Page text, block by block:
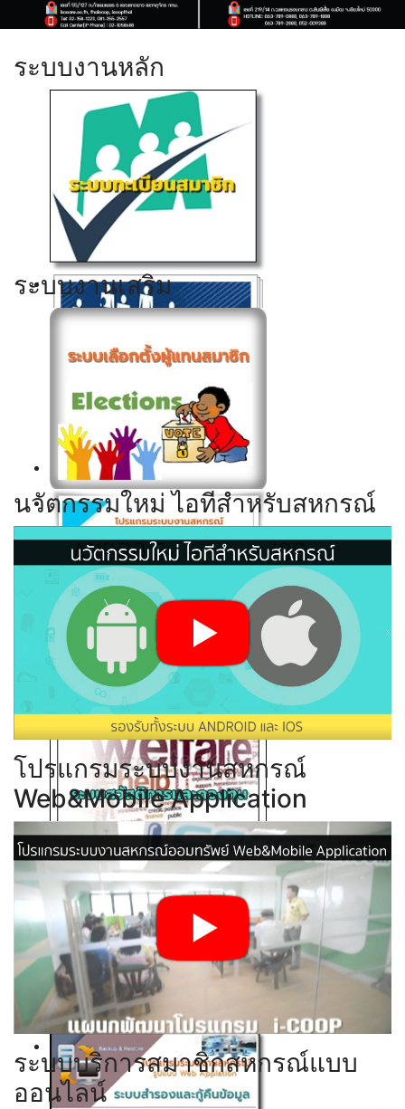
ระบบงานหลัก
Click ดูรายละเอียด
Click ดูรายละเอียด
Click ดูรายละเอียด
Click ดูรายละเอียด
Click ดูรายละเอียด
ระบบงานเสริม
Click ดูรายละเอียด
Click ดูรายละเอียด
Click ดูรายละเอียด
Click ดูรายละเอียด
นวัตกรรมใหม่ ไอทีสำหรับสหกรณ์
โปรแกรมระบบงานสหกรณ์
Web&Mobile Application
ระบบบริการสมาชิกสหกรณ์แบบ
ออนไลน์